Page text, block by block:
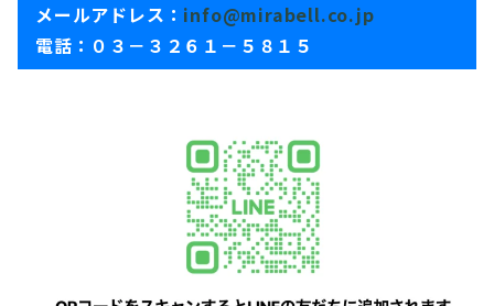
メールアドレス： info@mirabell.co.jp
電話：０３－３２６１－５８１５